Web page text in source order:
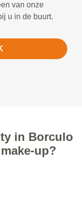
van onze
u in de buurt.
in Borculo
up?